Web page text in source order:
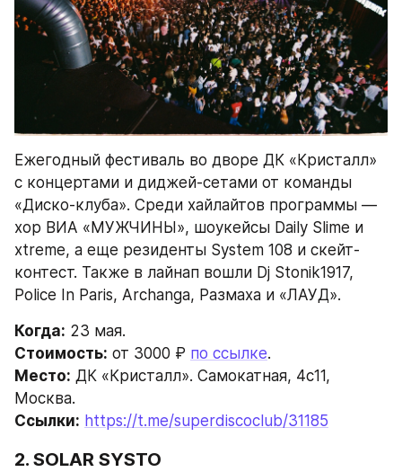
Ежегодный фестиваль во дворе ДК «Кристалл»
с концертами и диджей-сетами от команды
«Диско-клуба». Среди хайлайтов программы —
хор ВИА «МУЖЧИНЫ», шоукейсы Daily Slime и
xtreme, а еще резиденты System 108 и скейт-
контест. Также в лайнап вошли Dj Stonik1917,
Police In Paris, Archanga, Размаха и «ЛАУД».
Когда: 23 мая.
Стоимость: от 3000 ₽ по ссылке.
Место: ДК «Кристалл». Самокатная, 4с11,
Москва.
Ссылки: https://t.me/superdiscoclub/31185
2. SOLAR SYSTO